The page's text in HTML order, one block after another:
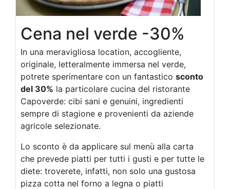
Cena nel verde -30%
In una meravigliosa location, accogliente,
originale, letteralmente immersa nel verde,
potrete sperimentare con un fantastico sconto
del 30% la particolare cucina del ristorante
Capoverde: cibi sani e genuini, ingredienti
sempre di stagione e provenienti da aziende
agricole selezionate.
Lo sconto è da applicare sul menù alla carta
che prevede piatti per tutti i gusti e per tutte le
diete: troverete, infatti, non solo una gustosa
pizza cotta nel forno a legna o piatti